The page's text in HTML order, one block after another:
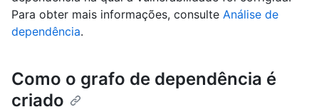
Para obter mais informações, consulte Análise de
dependência.
Como o grafo de dependência é
criado